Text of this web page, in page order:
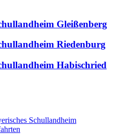
Gleißenberg
Riedenburg
Habischried
Schullandheim